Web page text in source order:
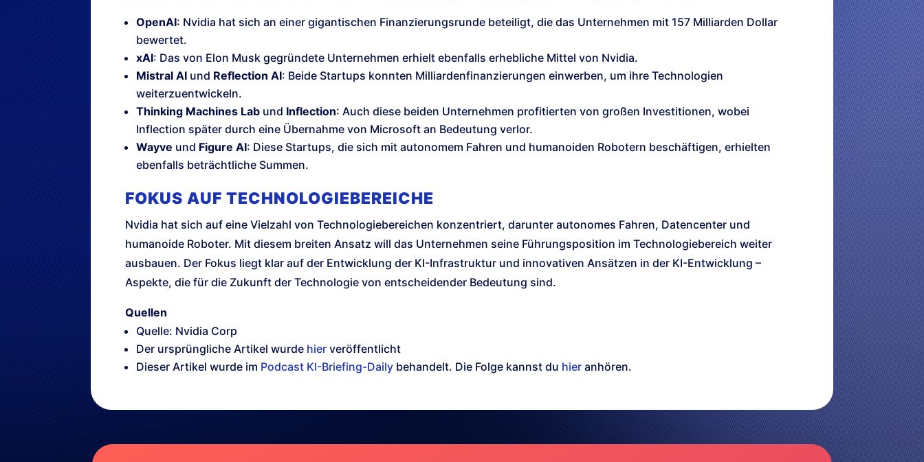
OpenAI: Nvidia hat sich an einer gigantischen Finanzierungsrunde beteiligt, die das Unternehmen mit 157 Milliarden Dollar
bewertet.
xAI: Das von Elon Musk gegründete Unternehmen erhielt ebenfalls erhebliche Mittel von Nvidia.
Mistral AI und Reflection AI: Beide Startups konnten Milliardenfinanzierungen einwerben, um ihre Technologien
weiterzuentwickeln.
Thinking Machines Lab und Inflection: Auch diese beiden Unternehmen profitierten von großen Investitionen, wobei
Inflection später durch eine Übernahme von Microsoft an Bedeutung verlor.
Wayve und Figure AI: Diese Startups, die sich mit autonomem Fahren und humanoiden Robotern beschäftigen, erhielten
ebenfalls beträchtliche Summen.
FOKUS AUF TECHNOLOGIEBEREICHE
Nvidia hat sich auf eine Vielzahl von Technologiebereichen konzentriert, darunter autonomes Fahren, Datencenter und
humanoide Roboter. Mit diesem breiten Ansatz will das Unternehmen seine Führungsposition im Technologiebereich weiter
ausbauen. Der Fokus liegt klar auf der Entwicklung der KI-Infrastruktur und innovativen Ansätzen in der KI-Entwicklung –
Aspekte, die für die Zukunft der Technologie von entscheidender Bedeutung sind.
Quellen
Quelle: Nvidia Corp
Der ursprüngliche Artikel wurde hier veröffentlicht
Dieser Artikel wurde im Podcast KI-Briefing-Daily behandelt. Die Folge kannst du hier anhören.